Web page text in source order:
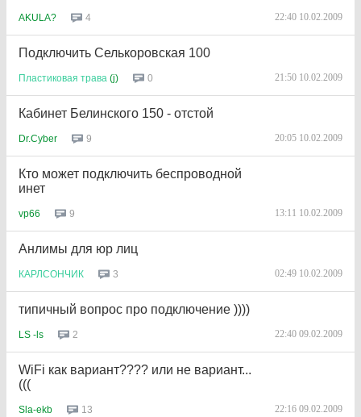
AKULA? 4 22:40 10.02.2009
Подключить Селькоровская 100
Пластиковая трава (j) 0 21:50 10.02.2009
Кабинет Белинского 150 - отстой
Dr.Cyber 9 20:05 10.02.2009
Кто может подключить беспроводной
инет
vp66 9 13:11 10.02.2009
Анлимы для юр лиц
КАРЛСОНЧИК 3 02:49 10.02.2009
типичный вопрос про подключение ))))
LS -ls 2 22:40 09.02.2009
WiFi как вариант???? или не вариант...
(((
Sla-ekb 13 22:16 09.02.2009